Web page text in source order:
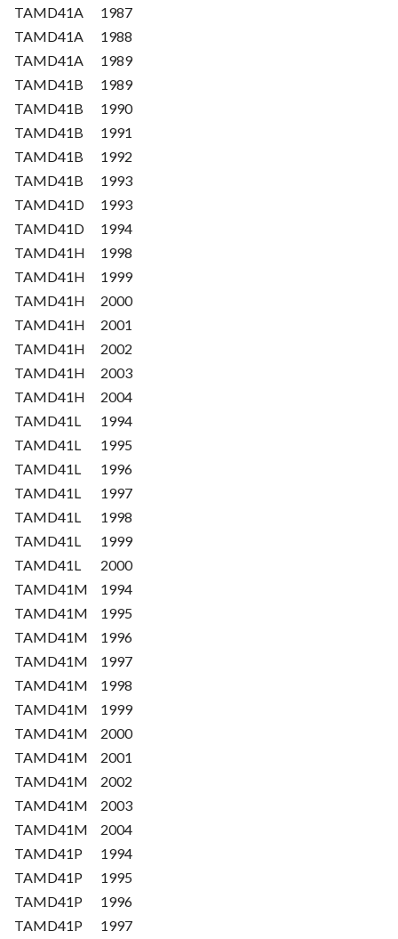
TAMD41A
1987
TAMD41A
1988
TAMD41A
1989
TAMD41B
1989
TAMD41B
1990
TAMD41B
1991
TAMD41B
1992
TAMD41B
1993
TAMD41D
1993
TAMD41D
1994
TAMD41H
1998
TAMD41H
1999
TAMD41H
2000
TAMD41H
2001
TAMD41H
2002
TAMD41H
2003
TAMD41H
2004
TAMD41L
1994
TAMD41L
1995
TAMD41L
1996
TAMD41L
1997
TAMD41L
1998
TAMD41L
1999
TAMD41L
2000
TAMD41M
1994
TAMD41M
1995
TAMD41M
1996
TAMD41M
1997
TAMD41M
1998
TAMD41M
1999
TAMD41M
2000
TAMD41M
2001
TAMD41M
2002
TAMD41M
2003
TAMD41M
2004
TAMD41P
1994
TAMD41P
1995
TAMD41P
1996
TAMD41P
1997